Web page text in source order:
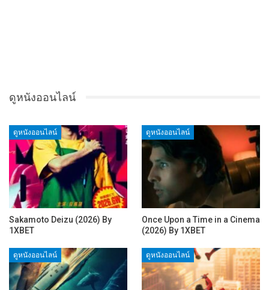
ดูหนังออนไลน์
ดูหนังออนไลน์
Sakamoto Deizu (2026) By
1XBET
ดูหนังออนไลน์
Once Upon a Time in a Cinema
(2026) By 1XBET
ดูหนังออนไลน์ ดูหนังออนไลน์